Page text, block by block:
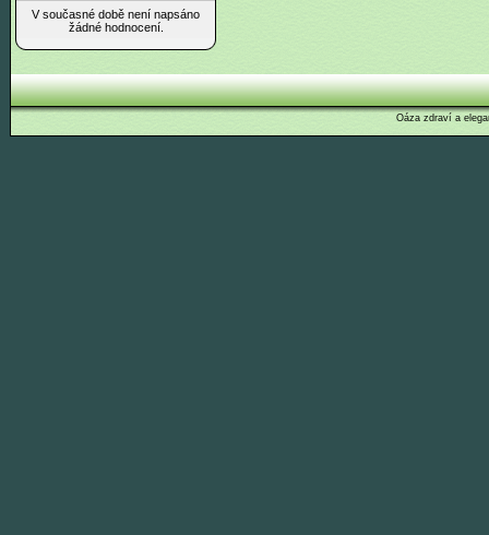
V současné době není napsáno
žádné hodnocení.
Oáza zdraví a